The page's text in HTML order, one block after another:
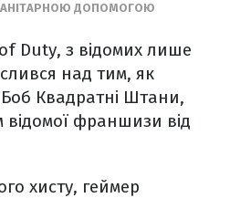
ДОПОМОГОЮ
Duty, з відомих лише
над тим, як
Квадратні Штани,
відомої франшизи від
хисту, геймер